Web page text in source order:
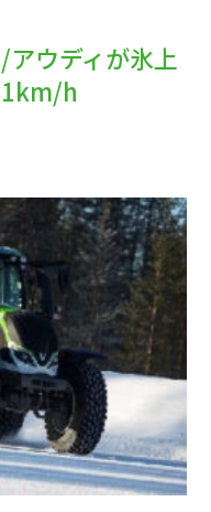
アウディが氷上
h